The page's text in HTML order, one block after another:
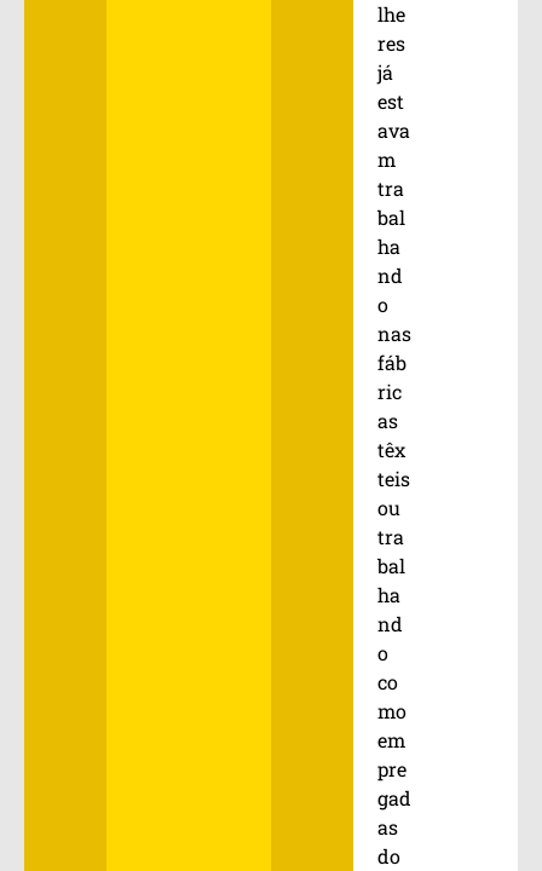
lhe
res
já
est
ava
m
tra
bal
ha
nd
o
nas
fáb
ric
as
têx
teis
ou
tra
bal
ha
nd
o
co
mo
em
pre
gad
as
do